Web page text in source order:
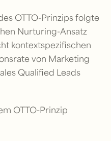
OTTO-Prinzips folgte
Nurturing-Ansatz
kontextspezifischen
von Marketing
Qualified Leads
OTTO-Prinzip